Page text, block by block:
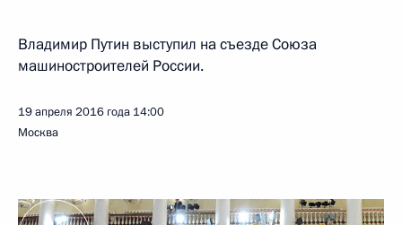
Владимир Путин выступил на съезде Союза
машиностроителей России.
19 апреля 2016 года 14:00
Москва